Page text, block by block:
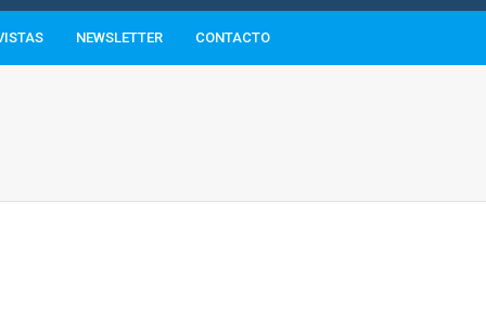
NEWSLETTER CONTACTO